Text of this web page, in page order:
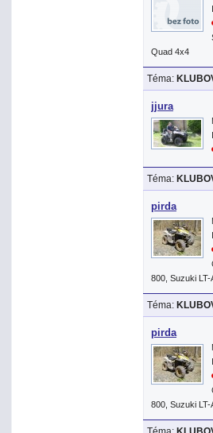
Quad 4x4
Téma:
jjura
Téma:
pirda
800, Suzuki
Téma:
pirda
800, Suzuki